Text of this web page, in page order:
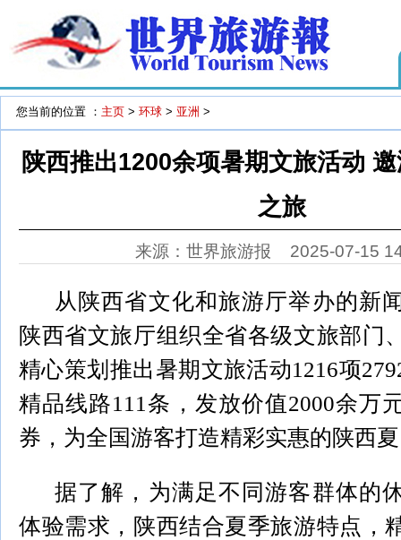
您当前的位置 ： 主页 > 环球 > 亚洲 >
陕西推出1200余项暑期文旅活动
之旅
来源：世界旅游报 2025-07-15
从陕西省文化和旅游厅举办的新
陕西省文旅厅组织全省各级文旅部门
精心策划推出暑期文旅活动1216项
精品线路111条，发放价值2000余万
券，为全国游客打造精彩实惠的陕西
据了解，为满足不同游客群体的
体验需求，陕西结合夏季旅游特点，